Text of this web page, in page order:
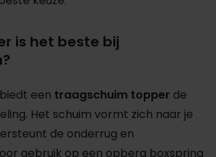
is het beste bij
een traagschuim topper de
Het schuim vormt zich naar je
de onderrug en
gebruik op een opberg boxspring